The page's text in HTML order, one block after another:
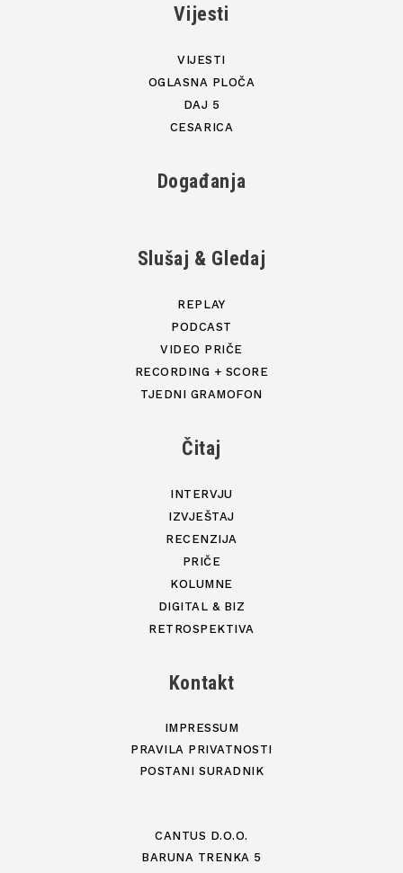
Vijesti
VIJESTI
OGLASNA PLOČA
DAJ 5
CESARICA
Događanja
Slušaj & Gledaj
REPLAY
PODCAST
VIDEO PRIČE
RECORDING + SCORE
TJEDNI GRAMOFON
Čitaj
INTERVJU
IZVJEŠTAJ
RECENZIJA
PRIČE
KOLUMNE
DIGITAL & BIZ
RETROSPEKTIVA
Kontakt
IMPRESSUM
PRAVILA PRIVATNOSTI
POSTANI SURADNIK
CANTUS D.O.O.
BARUNA TRENKA 5